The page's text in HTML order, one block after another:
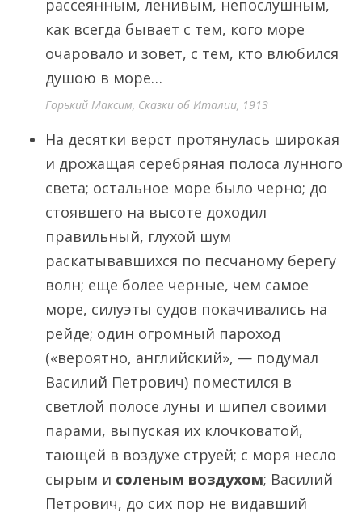
рассеянным, ленивым, непослушным,
как всегда бывает с тем, кого море
очаровало и зовет, с тем, кто влюбился
душою в море…
Горький Максим, Сказки об Италии, 1913
На десятки верст протянулась широкая
и дрожащая серебряная полоса лунного
света; остальное море было черно; до
стоявшего на высоте доходил
правильный, глухой шум
раскатывавшихся по песчаному берегу
волн; еще более черные, чем самое
море, силуэты судов покачивались на
рейде; один огромный пароход
(«вероятно, английский», — подумал
Василий Петрович) поместился в
светлой полосе луны и шипел своими
парами, выпуская их клочковатой,
тающей в воздухе струей; с моря несло
сырым и соленым воздухом; Василий
Петрович, до сих пор не видавший